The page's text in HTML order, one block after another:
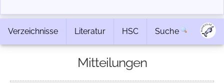
Verzeichnisse Literatur HSC Suche
Mitteilungen